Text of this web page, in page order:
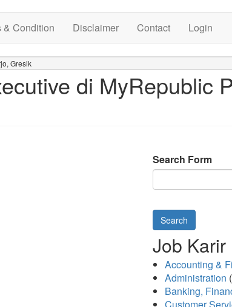
& Condition Disclaimer Contact Login
Gresik
di MyRepublic
Search Form
Search
Job Karir
Accounting &
Administration
Banking,